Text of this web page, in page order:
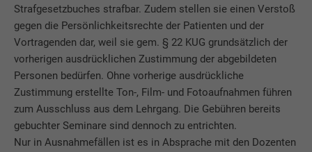
Strafgesetzbuches strafbar. Zudem stellen sie einen Verstoß
gegen die Persönlichkeitsrechte der Patienten und der
Vortragenden dar, weil sie gem. § 22 KUG grundsätzlich der
vorherigen ausdrücklichen Zustimmung der abgebildeten
Personen bedürfen. Ohne vorherige ausdrückliche
Zustimmung erstellte Ton-, Film- und Fotoaufnahmen führen
zum Ausschluss aus dem Lehrgang. Die Gebühren bereits
gebuchter Seminare sind dennoch zu entrichten.
Nur in Ausnahmefällen ist es in Absprache mit den Dozenten